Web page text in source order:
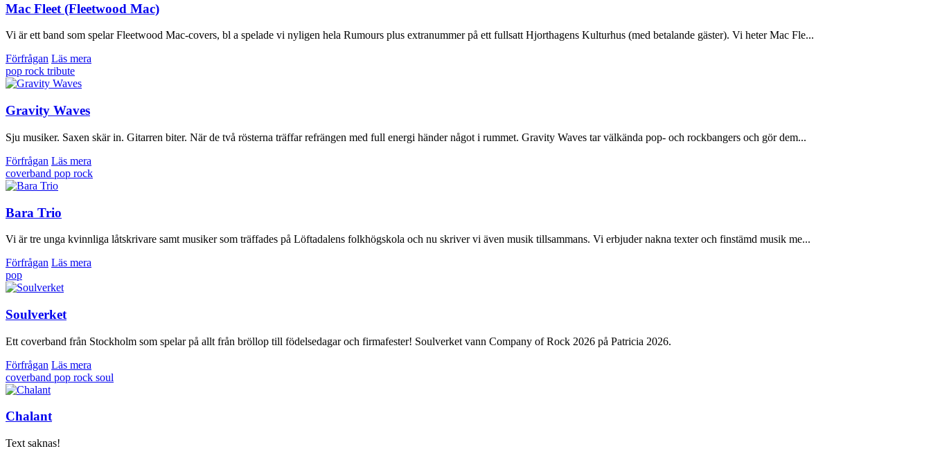
Mac Fleet (Fleetwood Mac)
Vi är ett band som spelar Fleetwood Mac-covers, bl a spelade vi nyligen hela Rumours plus extranummer på ett fullsatt Hjorthagens Kulturhus (med betalande gäster). Vi heter Mac Fle...
Förfrågan Läs mera
pop rock tribute
Gravity Waves
Sju musiker. Saxen skär in. Gitarren biter. När de två rösterna träffar refrängen med full energi händer något i rummet. Gravity Waves tar välkända pop- och rockbangers och gör dem...
Förfrågan Läs mera
coverband pop rock
Bara Trio
Vi är tre unga kvinnliga låtskrivare samt musiker som träffades på Löftadalens folkhögskola och nu skriver vi även musik tillsammans. Vi erbjuder nakna texter och finstämd musik me...
Förfrågan Läs mera
pop
Soulverket
Ett coverband från Stockholm som spelar på allt från bröllop till födelsedagar och firmafester! Soulverket vann Company of Rock 2026 på Patricia 2026.
Förfrågan Läs mera
coverband pop rock soul
Chalant
Text saknas!